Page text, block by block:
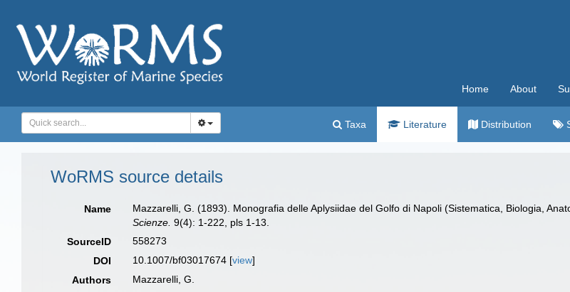
Home About
Taxa Literature Distribution
WoRMS source details
Name Mazzarelli, G. (1893). Monografia delle Aplysiidae del Golfo di Napoli (Sistematica, Biologia,
Scienze. 9(4): 1-222, pls 1-13.
SourceID
558273
DOI
10.1007/bf03017674 [view]
Authors
Mazzarelli, G.